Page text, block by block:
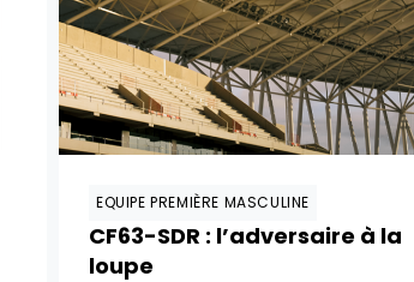
EQUIPE PREMIÈRE MASCULINE
CF63-SDR : l’adversaire à la
loupe